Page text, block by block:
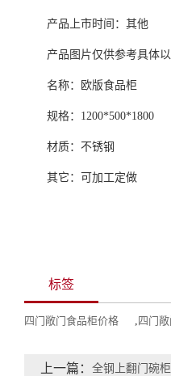
产品上市时间：其他
产品图片仅供参考具体
名称：欧版食品柜
规格：1200*500*1800
材质：不锈钢
其它：可加工定做
标签
四门敞门食品柜价格 , 四门
上一篇： 全钢上翻门碗柜